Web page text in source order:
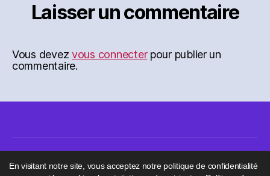
Laisser un commentaire
Vous devezvous connecterpour publier un
commentaire.
En visitant notre site, vous acceptez notre politique de confidentialité